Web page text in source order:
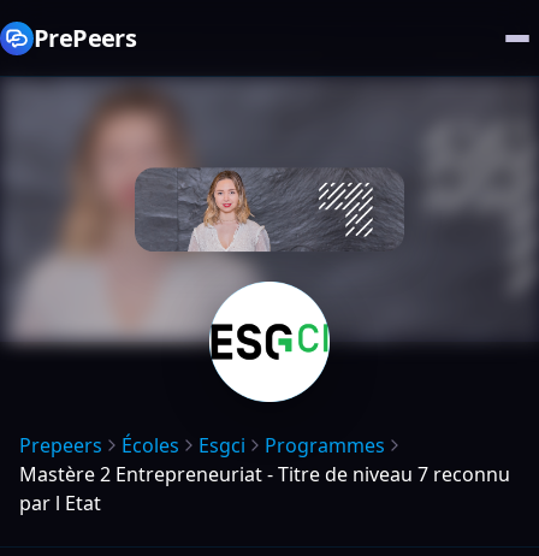
PrePeers
Prepeers Écoles Esgci
Programmes
Mastère 2 Entrepreneuriat - Titre de niveau 7 reconnu
par l Etat